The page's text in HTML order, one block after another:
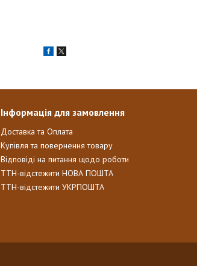
Інформація для замовлення
Доставка та Оплата
Купівля та повернення товару
Відповіді на питання щодо роботи
ТТН-відстежити НОВА ПОШТА
ТТН-відстежити УКРПОШТА